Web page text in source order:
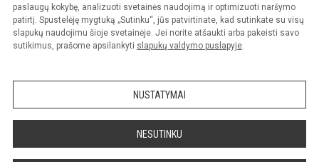
paslaugų kokybę, analizuoti svetainės naudojimą ir optimizuoti naršymo
patirtį. Spustelėję mygtuką „Sutinku“, jūs patvirtinate, kad sutinkate su visų
slapukų naudojimu šioje svetainėje. Jei norite atšaukti arba pakeisti savo
sutikimus, prašome apsilankyti slapukų valdymo puslapyje.
NUSTATYMAI
NESUTINKU
Kopijuoti turinį be raštiško įstaigos administracijos sutikimo griežtai draudžiama.
Prieinamumo paraiška Slapukų politika
Sumanus būdas atnaujinti